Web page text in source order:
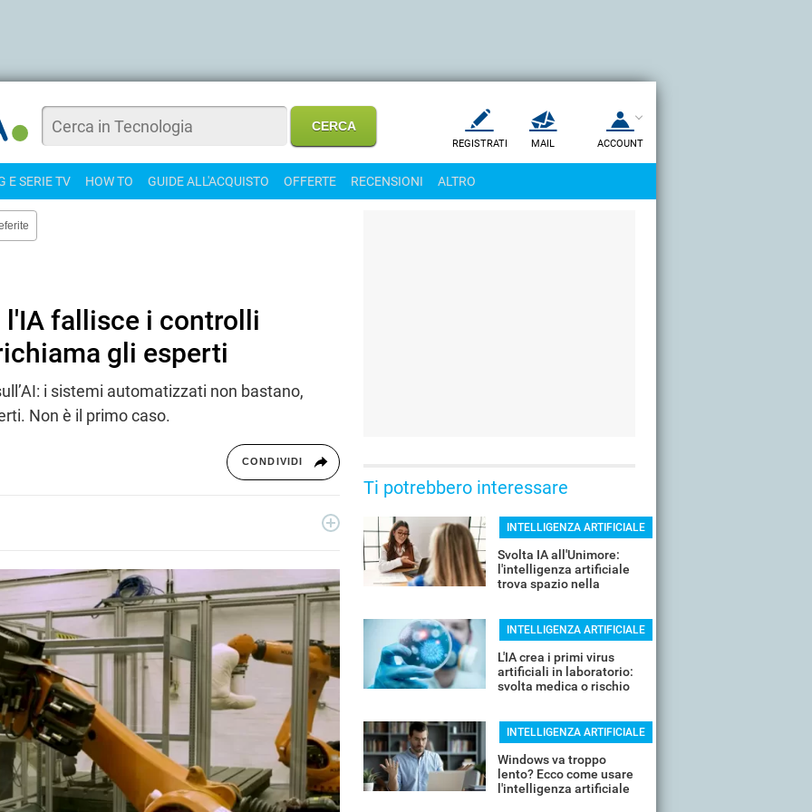
REGISTRATI MAIL ACCOUNT
E SERIE TV HOW TO GUIDE ALL'ACQUISTO OFFERTE RECENSIONI ALTRO
fallisce i controlli
gli esperti
i sistemi automatizzati non bastano,
Non è il primo caso.
CONDIVIDI
Ti potrebbero interessare
INTELLIGENZA ARTIFICIALE
Svolta IA all'Unimore:
l'intelligenza artificiale
trova spazio nella
INTELLIGENZA ARTIFICIALE
L'IA crea i primi virus
artificiali in laboratorio:
svolta medica o rischio
INTELLIGENZA ARTIFICIALE
Windows va troppo
lento? Ecco come usare
l'intelligenza artificiale